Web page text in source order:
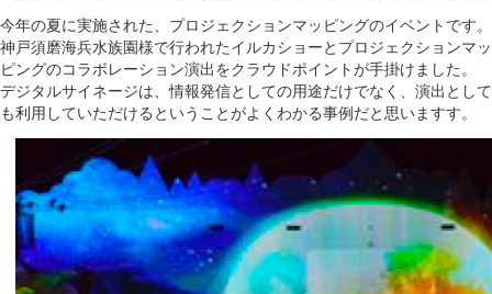
今年の夏に実施された、プロジェクションマッピングのイベントです。
神戸須磨海兵水族園様で行われたイルカショーとプロジェクションマッ
ピングのコラボレーション演出をクラウドポイントが手掛けました。
デジタルサイネージは、情報発信としての用途だけでなく、演出として
も利用していただけるということがよくわかる事例だと思いますす。